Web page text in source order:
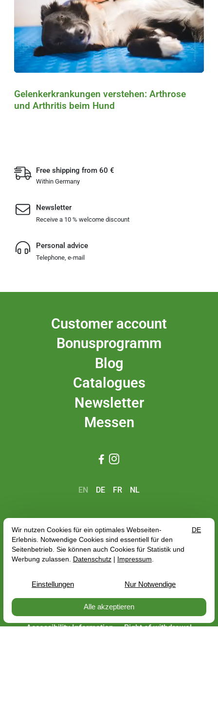
Gelenkerkrankungen verstehen: Arthrose
und Arthritis beim Hund
Free shipping from 60 €
Within Germany
Newsletter
Receive a 10 % welcome discount
Personal advice
Telephone, e-mail
Customer account
Bonusprogramm
Blog
Catalogues
Newsletter
Messen
 
EN DE FR NL
PerNaturam GmbH
An der Trift 8
56290 Gödenroth
06762-96362-0
Imprint
Shipping costs
General Terms and Conditions
Accessibility Information
Right of withdrawal